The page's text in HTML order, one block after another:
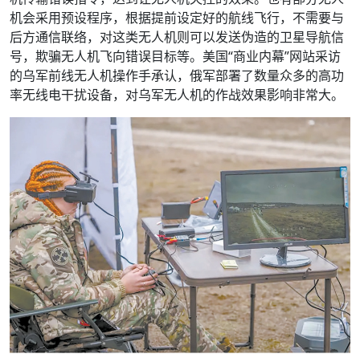
机会采用预设程序，根据提前设定好的航线飞行，不需要与
后方通信联络，对这类无人机则可以发送伪造的卫星导航信
号，欺骗无人机飞向错误目标等。美国“商业内幕”网站采访
的乌军前线无人机操作手承认，俄军部署了数量众多的高功
率无线电干扰设备，对乌军无人机的作战效果影响非常大。